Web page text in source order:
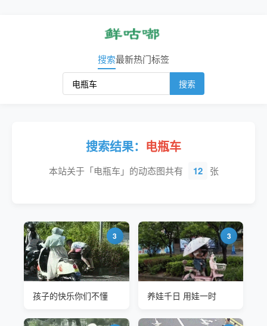
搜索最新热门标签
搜索
搜索结果： 电瓶车
本站关于「电瓶车」的动态图共有 12 张
3
孩子的快乐你们不懂
3
养娃千日 用娃一时